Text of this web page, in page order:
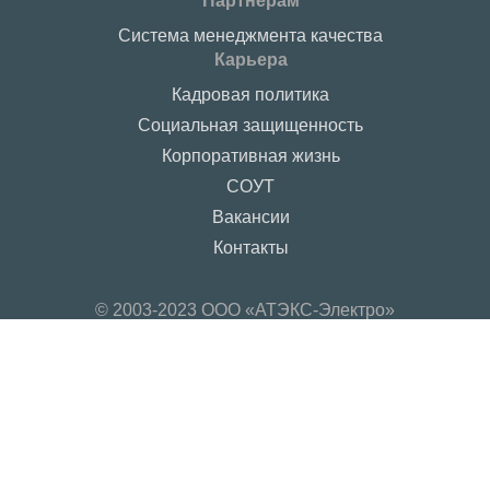
Система менеджмента качества
Карьера
Кадровая политика
Социальная защищенность
Корпоративная жизнь
СОУТ
Вакансии
Контакты
© 2003-2023 ООО «АТЭКС-Электро»